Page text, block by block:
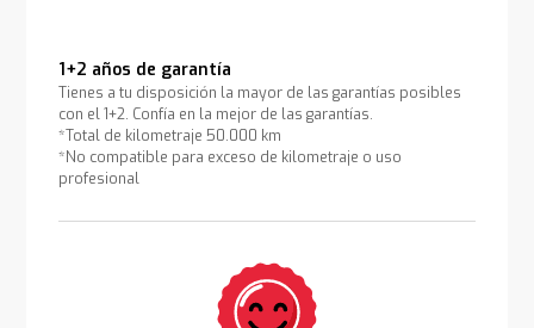
1+2 años de garantía
Tienes a tu disposición la mayor de las garantías posibles
con el 1+2. Confía en la mejor de las garantías.
*Total de kilometraje 50.000 km
*No compatible para exceso de kilometraje o uso
profesional